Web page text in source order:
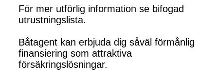
För mer utförlig information se bifogad
utrustningslista.
Båtagent kan erbjuda dig såväl förmånlig
finansiering som attraktiva
försäkringslösningar.